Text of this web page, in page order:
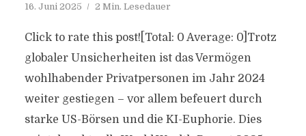
16. Juni 2025 2 Min. Lesedauer
Click to rate this post![Total: 0 Average: 0]Trotz
globaler Unsicherheiten ist das Vermögen
wohlhabender Privatpersonen im Jahr 2024
weiter gestiegen – vor allem befeuert durch
starke US-Börsen und die KI-Euphorie. Dies